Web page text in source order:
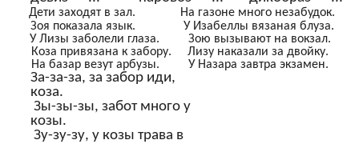
Дети заходят в зал. На газоне много незабудок.
Зоя показала язык. У Изабеллы вязаная блуза.
У Лизы заболели глаза. Зою вызывают на вокзал.
Коза привязана к забору. Лизу наказали за двойку.
На базар везут арбузы. У Назара завтра экзамен.
За-за-за, за забор иди,
коза.
Зы-зы-зы, забот много у
козы.
Зу-зу-зу, у козы трава в